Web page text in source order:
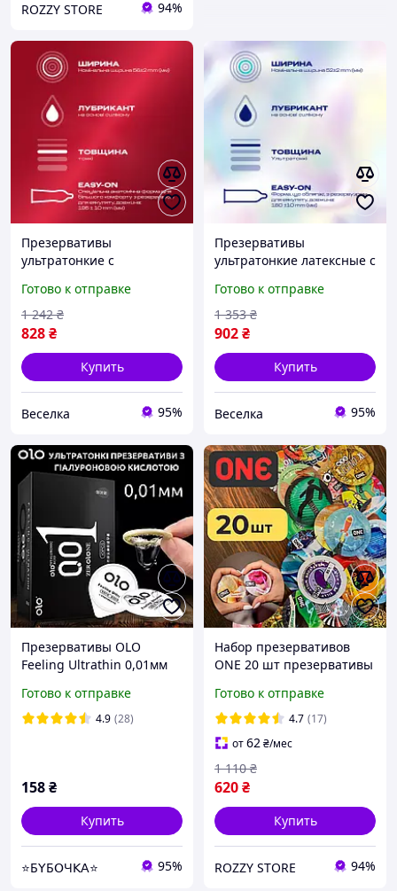
ROZZY STORE 94%
Презервативы
ультратонкие с
максимального
удовольствия и комфорта
12 шт SPICY
Готово к отправке
828₴
1 242 ₴
Купить
Веселка 95%
Презервативы
ультратонкие латексные с
максимальной
чувствительности 12 шт
SPICY
Готово к отправке
902₴
1 353 ₴
Купить
Веселка 95%
Презервативы OLO
Feeling Ultrathin 0,01мм
Готово к отправке
4.9 (28)
158₴
Купить
⭐Б𝖸Б𝖮Ч𝖪𝖠⭐ 95%
Набор презервативов
ONE 20 шт презервативы
ультратонкие необычные
микс ван разные выбор
Готово к отправке
4.7 (17)
от62₴/мес
620₴
1 110 ₴
Купить
ROZZY STORE 94%